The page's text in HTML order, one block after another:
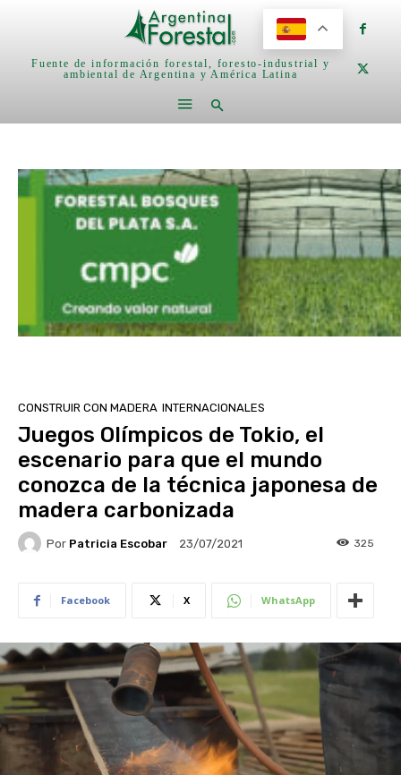
Fuente de información forestal, foresto-industrial y
ambiental de Argentina y América Latina
CONSTRUIR CON MADERA INTERNACIONALES
Juegos Olímpicos de Tokio, el
escenario para que el mundo
conozca de la técnica japonesa de
madera carbonizada
Por Patricia Escobar 23/07/2021 325
Facebook X WhatsApp